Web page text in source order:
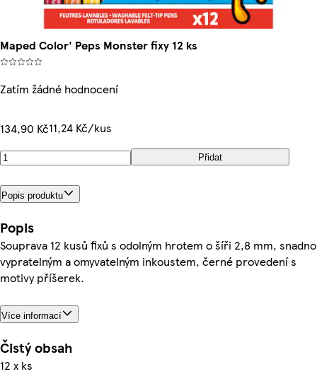
Maped Color' Peps Monster fixy 12 ks
Zatím žádné hodnocení
134,90 Kč11,24 Kč/kus
Přidat
Popis produktu
Popis
Souprava 12 kusů fixů s odolným hrotem o šíři 2,8 mm, snadno
vypratelným a omyvatelným inkoustem, černé provedení s
motivy příšerek.
Více informací
Čistý obsah
12 x ks